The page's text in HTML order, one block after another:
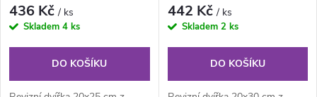
436 Kč/ ks
Skladem 4 ks
DO KOŠÍKU
442 Kč/ ks
Skladem 2 ks
DO KOŠÍKU